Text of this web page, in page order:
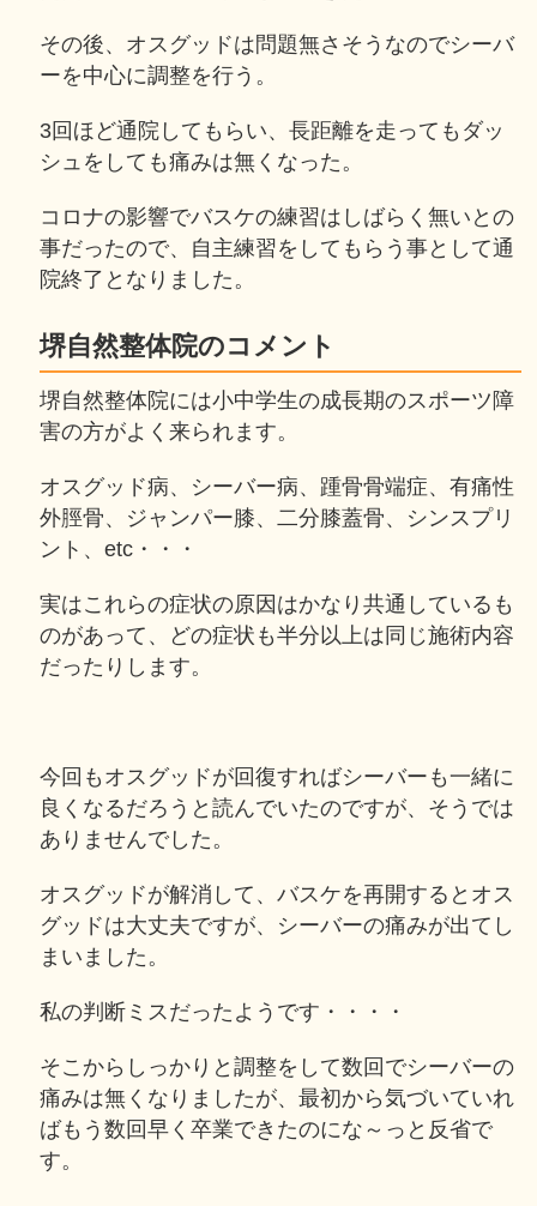
その後、オスグッドは問題無さそうなのでシーバ
ーを中心に調整を行う。
3回ほど通院してもらい、長距離を走ってもダッ
シュをしても痛みは無くなった。
コロナの影響でバスケの練習はしばらく無いとの
事だったので、自主練習をしてもらう事として通
院終了となりました。
堺自然整体院のコメント
堺自然整体院には小中学生の成長期のスポーツ障
害の方がよく来られます。
オスグッド病、シーバー病、踵骨骨端症、有痛性
外脛骨、ジャンパー膝、二分膝蓋骨、シンスプリ
ント、etc・・・
実はこれらの症状の原因はかなり共通しているも
のがあって、どの症状も半分以上は同じ施術内容
だったりします。
今回もオスグッドが回復すればシーバーも一緒に
良くなるだろうと読んでいたのですが、そうでは
ありませんでした。
オスグッドが解消して、バスケを再開するとオス
グッドは大丈夫ですが、シーバーの痛みが出てし
まいました。
私の判断ミスだったようです・・・・
そこからしっかりと調整をして数回でシーバーの
痛みは無くなりましたが、最初から気づいていれ
ばもう数回早く卒業できたのにな～っと反省で
す。